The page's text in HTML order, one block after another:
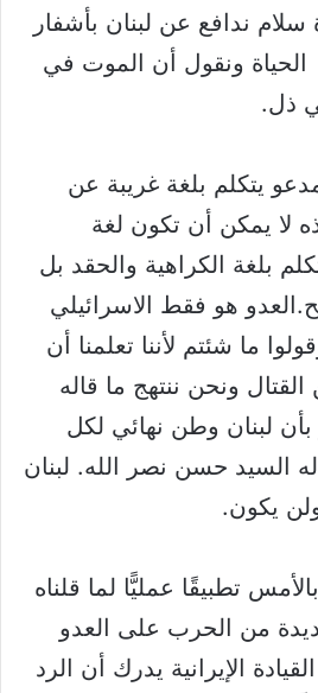
سلام ندافع عن لبنان بأشفار
الحياة ونقول أن الموت في
ذل.
يتكلم بلغة غريبة عن
لا يمكن أن تكون لغة
بلغة الكراهية والحقد بل
هو فقط الاسرائيلي
ما شئتم لأننا تعلمنا أن
ونحن ننتهج ما قاله
لبنان وطن نهائي لكل
السيد حسن نصر الله. لبنان
يكون.
تطبيقًا عمليًّا لما قلناه
من الحرب على العدو
الإيرانية يدرك أن الرد